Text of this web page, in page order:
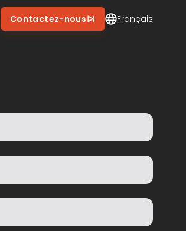
Contactez New Impact
Contactez-nous Français